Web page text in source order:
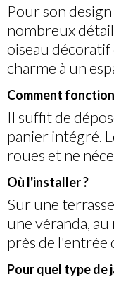
Pour son
nombreux
oiseau
charme à un
Comment
Il suffit de
panier intégré.
roues et ne
Où l'installer ?
Sur une
une véranda,
près de l'entrée
Pour quel type de